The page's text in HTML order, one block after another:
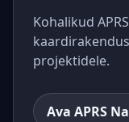
Kohalikud
projektidele.
Ava APRS